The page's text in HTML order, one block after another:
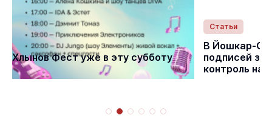
Статьи
Хлынов Фест уже в эту субботу
Статьи
В Йошкар-
подписей за
контроль